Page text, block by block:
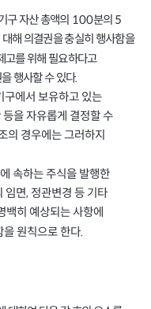
자산 총액의 100분의 5
해 의결권을 충실히 행사함을
고를 위해 필요하다고
행사할 수 있다.
구에서 보유하고 있는
등을 자유롭게 결정할 수
의 경우에는 그러하지
속하는 주식을 발행한
임면, 정관변경 등 기타
백히 예상되는 사항에
을 원칙으로 한다.